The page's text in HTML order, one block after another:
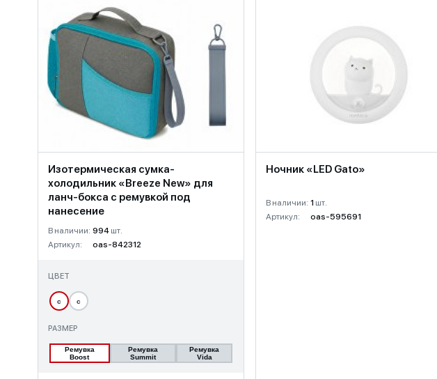
Изотермическая сумка-
холодильник «Breeze New» для
ланч-бокса с ремувкой под
нанесение
В наличии: 994 шт.
Артикул:
oas-842312
ЦВЕТ
с с
РАЗМЕР
Ремувка
Boost
Ремувка
Summit
Ремувка
Vida
Ночник «LED Gato»
В наличии: 1 шт.
Артикул:
oas-595691